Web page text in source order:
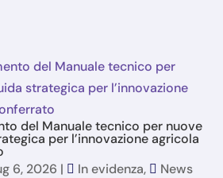
del Manuale tecnico per nuove
per l’innovazione agricola
6, 2026 | In evidenza, News